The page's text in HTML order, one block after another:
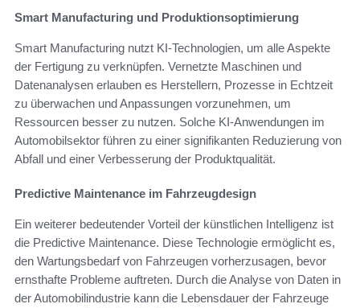
Smart Manufacturing und Produktionsoptimierung
Smart Manufacturing nutzt KI-Technologien, um alle Aspekte
der Fertigung zu verknüpfen. Vernetzte Maschinen und
Datenanalysen erlauben es Herstellern, Prozesse in Echtzeit
zu überwachen und Anpassungen vorzunehmen, um
Ressourcen besser zu nutzen. Solche KI-Anwendungen im
Automobilsektor führen zu einer signifikanten Reduzierung von
Abfall und einer Verbesserung der Produktqualität.
Predictive Maintenance im Fahrzeugdesign
Ein weiterer bedeutender Vorteil der künstlichen Intelligenz ist
die Predictive Maintenance. Diese Technologie ermöglicht es,
den Wartungsbedarf von Fahrzeugen vorherzusagen, bevor
ernsthafte Probleme auftreten. Durch die Analyse von Daten in
der Automobilindustrie kann die Lebensdauer der Fahrzeuge